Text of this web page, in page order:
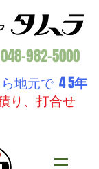
048-982-5000
地元で 4 5年
り、打合せ